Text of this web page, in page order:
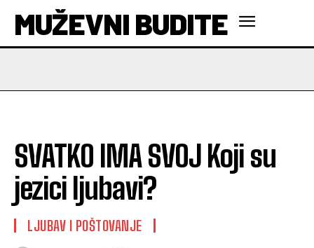
MUŽEVNI BUDITE
SVATKO IMA SVOJ Koji su
jezici ljubavi?
LJUBAV I POŠTOVANJE